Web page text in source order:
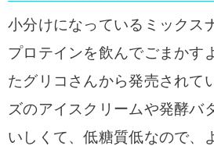
小分けになっているミックス
プロテインを飲んでごまかす
たグリコさんから発売されて
ズのアイスクリームや発酵バ
いしくて、低糖質低なので、